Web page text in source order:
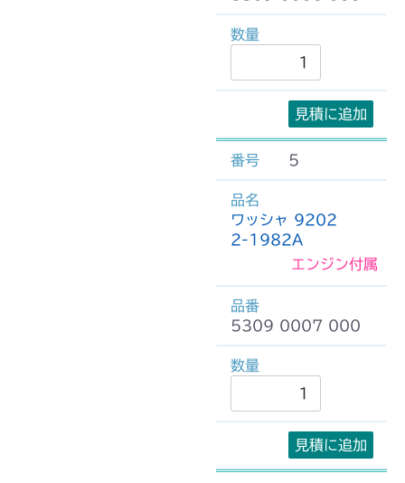
見積に追加
5
ワッシャ 9202
2-1982A
エンジン付属
5309 0007 000
見積に追加